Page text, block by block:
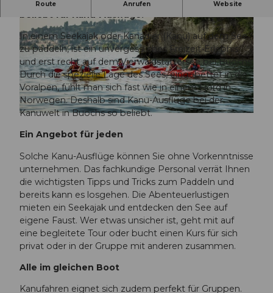
© Ivo Scholz |CC-BY-NC-ND
Route Anrufen Website
beliebt für Kanu-Ausflüge.
In einem Seekajak oder Kanadier (Kanu) auf dem See
zu paddeln, ist ein unvergessliches Freizeit-Erlebnis
und erst recht auf dem Vierwaldstättersee bei Buochs.
Durch die spezielle Lage des Sees, eingebettet in die
Voralpen, fühlt man sich fast wie in einem Fjord in
Norwegen. Deshalb sind Kanu-Ausflüge bei der
Kanuwelt in Buochs so beliebt.
Ein Angebot für jeden
Solche Kanu-Ausflüge können Sie ohne Vorkenntnisse
unternehmen. Das fachkundige Personal verrät Ihnen
die wichtigsten Tipps und Tricks zum Paddeln und
bereits kann es losgehen. Die Abenteuerlustigen
mieten ein Seekajak und entdecken den See auf
eigene Faust. Wer etwas unsicher ist, geht mit auf
eine begleitete Tour oder bucht einen Kurs für sich
privat oder in der Gruppe mit anderen zusammen.
Alle im gleichen Boot
Kanufahren eignet sich zudem perfekt für Gruppen.